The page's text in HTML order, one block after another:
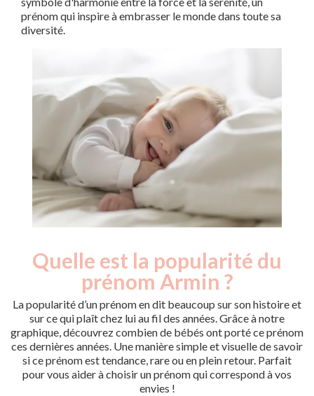
prénom qui inspire à embrasser le monde dans toute sa
diversité.
Quelle est la popularité du
prénom Armin ?
La popularité d’un prénom en dit beaucoup sur son histoire et
sur ce qui plaît chez lui au fil des années. Grâce à notre
graphique, découvrez combien de bébés ont porté ce prénom
ces dernières années. Une manière simple et visuelle de savoir
si ce prénom est tendance, rare ou en plein retour. Parfait
pour vous aider à choisir un prénom qui correspond à vos
envies !
Année
Nouveaux-
nés
2010
5
2011
10
2012
10
2013
5
2014
5
2015
5